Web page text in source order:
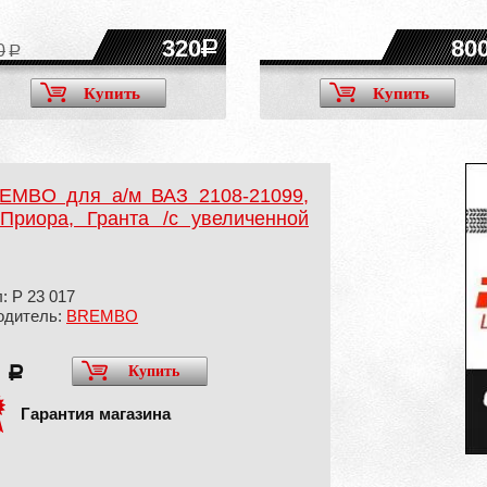
320
Купить Купить
для а/м ВАЗ 2108-21099,
Гранта /с увеличенной
P 23 017
BREMBO
a Купить
Гарантия магазина